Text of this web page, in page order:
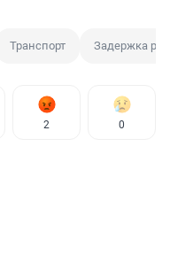
Транспорт Задержка
2 0